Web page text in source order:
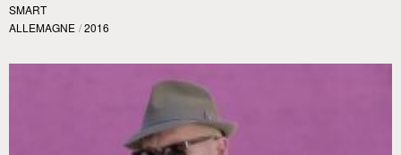
SMART
ALLEMAGNE / 2016